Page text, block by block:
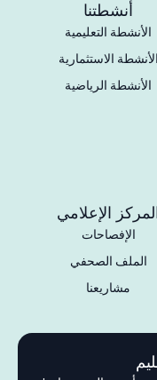
أنشطتنا
الأنشطة التعليمية
الأنشطة الاستثمارية
الأنشطة الرياضية
المركز الإعلامي
الإفصاحات
الملف الصحفي
مشاريعنا